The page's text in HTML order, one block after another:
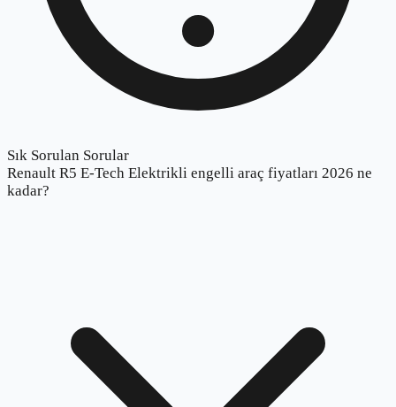
Sık Sorulan Sorular
Renault R5 E-Tech Elektrikli engelli araç fiyatları 2026 ne
kadar?